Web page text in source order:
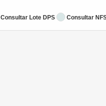
Consultar Lote DPS Consultar